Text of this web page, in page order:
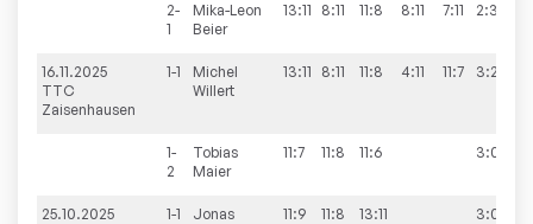
2-
1
Mika-Leon
Beier
13:11 8:11 11:8 8:11 7:11 2:3
16.11.2025
TTC
Zaisenhausen
1-1
Michel
Willert
13:11 8:11 11:8 4:11 11:7 3:2
1-
2
Tobias
Maier
11:7 11:8 11:6 3:0
25.10.2025
1-1
Jonas
11:9 11:8 13:11 3:0